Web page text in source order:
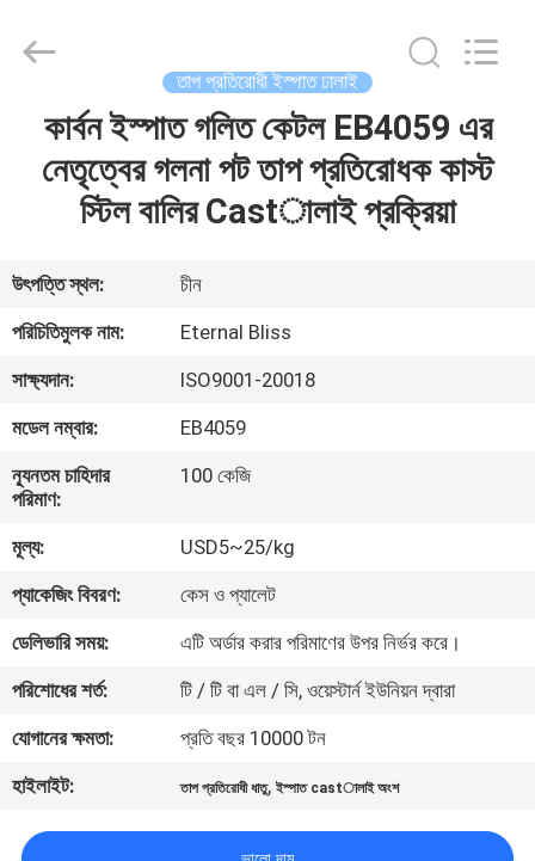
বাড়ি
ভিডিও
সম্পর্কে
কারখানা
মান
নিয়ন্ত্রণ
করুন
খবর
Forging
Reserved.
তাপ প্রতিরোধী ইস্পাত ঢালাই
কার্বন ইস্পাত গলিত কেটল EB4059 এর
নেতৃত্বের গলনা পট তাপ প্রতিরোধক কাস্ট
স্টিল বালির Castালাই প্রক্রিয়া
উৎপত্তি স্থল:
চীন
পরিচিতিমুলক নাম:
Eternal Bliss
সাক্ষ্যদান:
ISO9001-20018
মডেল নম্বার:
EB4059
ন্যূনতম চাহিদার
পরিমাণ:
100 কেজি
মূল্য:
USD5~25/kg
প্যাকেজিং বিবরণ:
কেস ও প্যালেট
ডেলিভারি সময়:
এটি অর্ডার করার পরিমাণের উপর নির্ভর করে।
পরিশোধের শর্ত:
টি / টি বা এল / সি, ওয়েস্টার্ন ইউনিয়ন দ্বারা
যোগানের ক্ষমতা:
প্রতি বছর 10000 টন
হাইলাইট:
তাপ প্রতিরোধী ধাতু,ইস্পাত castালাই অংশ